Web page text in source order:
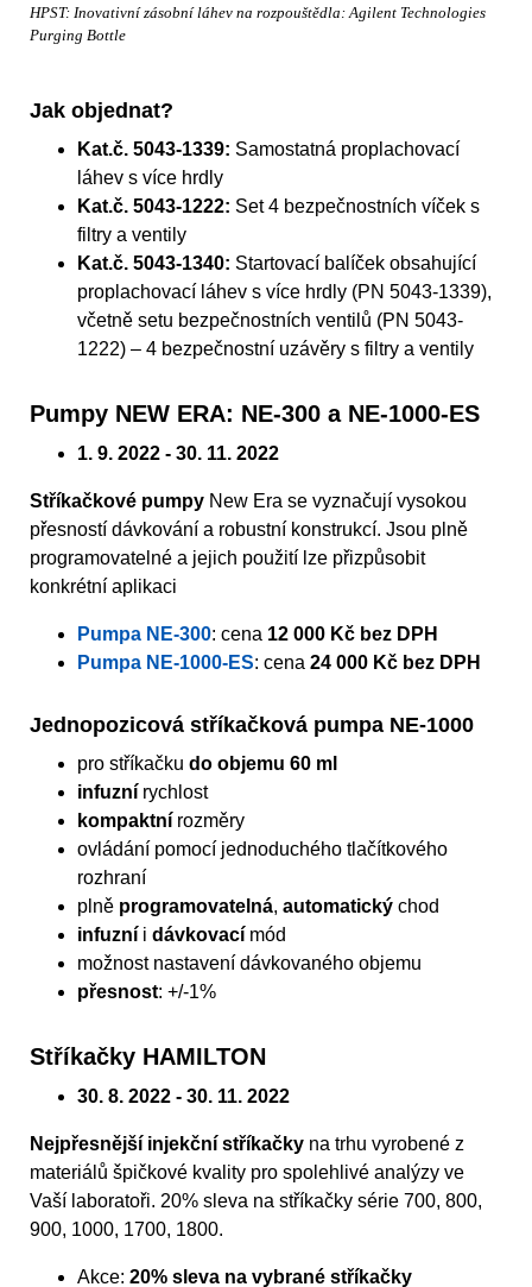
HPST: Inovativní zásobní láhev na rozpouštědla: Agilent Technologies
Purging Bottle
Jak objednat?
Kat.č. 5043-1339: Samostatná proplachovací
láhev s více hrdly
Kat.č. 5043-1222: Set 4 bezpečnostních víček s
filtry a ventily
Kat.č. 5043-1340: Startovací balíček obsahující
proplachovací láhev s více hrdly (PN 5043-1339),
včetně setu bezpečnostních ventilů (PN 5043-
1222) – 4 bezpečnostní uzávěry s filtry a ventily
Pumpy NEW ERA: NE-300 a NE-1000-ES
1. 9. 2022 - 30. 11. 2022
Stříkačkové pumpy New Era se vyznačují vysokou
přesností dávkování a robustní konstrukcí. Jsou plně
programovatelné a jejich použití lze přizpůsobit
konkrétní aplikaci
Pumpa NE-300: cena 12 000 Kč bez DPH
Pumpa NE-1000-ES: cena 24 000 Kč bez DPH
Jednopozicová stříkačková pumpa NE-1000
pro stříkačku do objemu 60 ml
infuzní rychlost
kompaktní rozměry
ovládání pomocí jednoduchého tlačítkového
rozhraní
plně programovatelná, automatický chod
infuzní i dávkovací mód
možnost nastavení dávkovaného objemu
přesnost: +/-1%
Stříkačky HAMILTON
30. 8. 2022 - 30. 11. 2022
Nejpřesnější injekční stříkačky na trhu vyrobené z
materiálů špičkové kvality pro spolehlivé analýzy ve
Vaší laboratoři. 20% sleva na stříkačky série 700, 800,
900, 1000, 1700, 1800.
Akce: 20% sleva na vybrané stříkačky